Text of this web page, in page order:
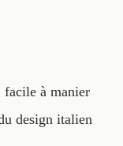
à manier
design italien